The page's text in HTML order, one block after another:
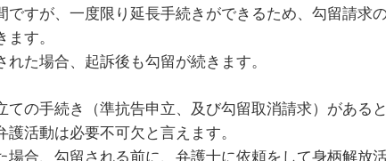
ですが、一度限り延長手続きができるため、勾留請求
す。
た場合、起訴後も勾留が続きます。
ての手続き（準抗告申立、及び勾留取消請求）がある
活動は必要不可欠と言えます。
場合、勾留される前に、弁護士に依頼をして身柄解放